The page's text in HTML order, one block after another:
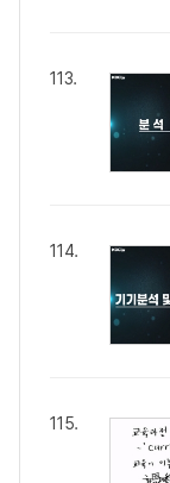
113.
114.
115.